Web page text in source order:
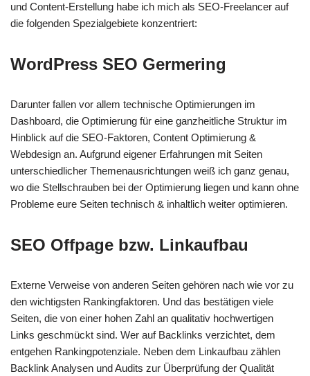
und Content-Erstellung habe ich mich als SEO-Freelancer auf
die folgenden Spezialgebiete konzentriert:
WordPress SEO Germering
Darunter fallen vor allem technische Optimierungen im
Dashboard, die Optimierung für eine ganzheitliche Struktur im
Hinblick auf die SEO-Faktoren, Content Optimierung &
Webdesign an. Aufgrund eigener Erfahrungen mit Seiten
unterschiedlicher Themenausrichtungen weiß ich ganz genau,
wo die Stellschrauben bei der Optimierung liegen und kann ohne
Probleme eure Seiten technisch & inhaltlich weiter optimieren.
SEO Offpage bzw. Linkaufbau
Externe Verweise von anderen Seiten gehören nach wie vor zu
den wichtigsten Rankingfaktoren. Und das bestätigen viele
Seiten, die von einer hohen Zahl an qualitativ hochwertigen
Links geschmückt sind. Wer auf Backlinks verzichtet, dem
entgehen Rankingpotenziale. Neben dem Linkaufbau zählen
Backlink Analysen und Audits zur Überprüfung der Qualität